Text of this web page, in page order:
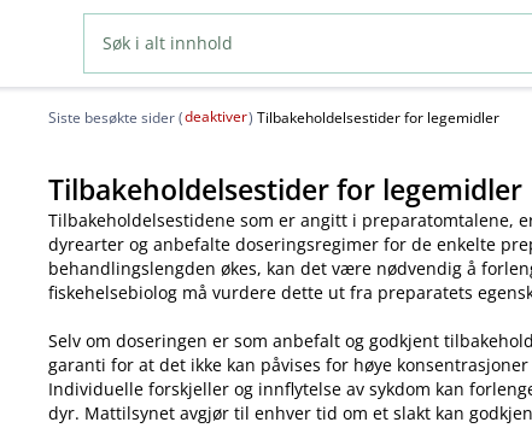
Siste besøkte sider (deaktiver) Tilbakeholdelsestider for legemidler
Tilbakeholdelsestider for legemidler
Tilbakeholdelsestidene som er angitt i preparatomtalene,
dyrearter og anbefalte doseringsregimer for de enkelte
behandlingslengden økes, kan det være nødvendig å
fiskehelsebiolog må vurdere dette ut fra preparatets
Selv om doseringen er som anbefalt og godkjent
garanti for at det ikke kan påvises for høye
Individuelle forskjeller og innflytelse av sykdom kan
dyr. Mattilsynet avgjør til enhver tid om et slakt kan